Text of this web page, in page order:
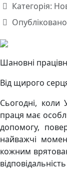
Категорія:
Шановні
Від щирого
Сьогодні, коли
праця має
допомогу,
найважчі
кожним